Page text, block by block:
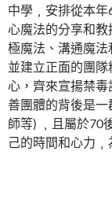
中學﹐安排從本
心魔法的分享和
極魔法、溝通魔法
並建立正面的團
心，齊來宣揚禁
善團體的背後是一
師等) ﹐且屬於70
己的時間和心力